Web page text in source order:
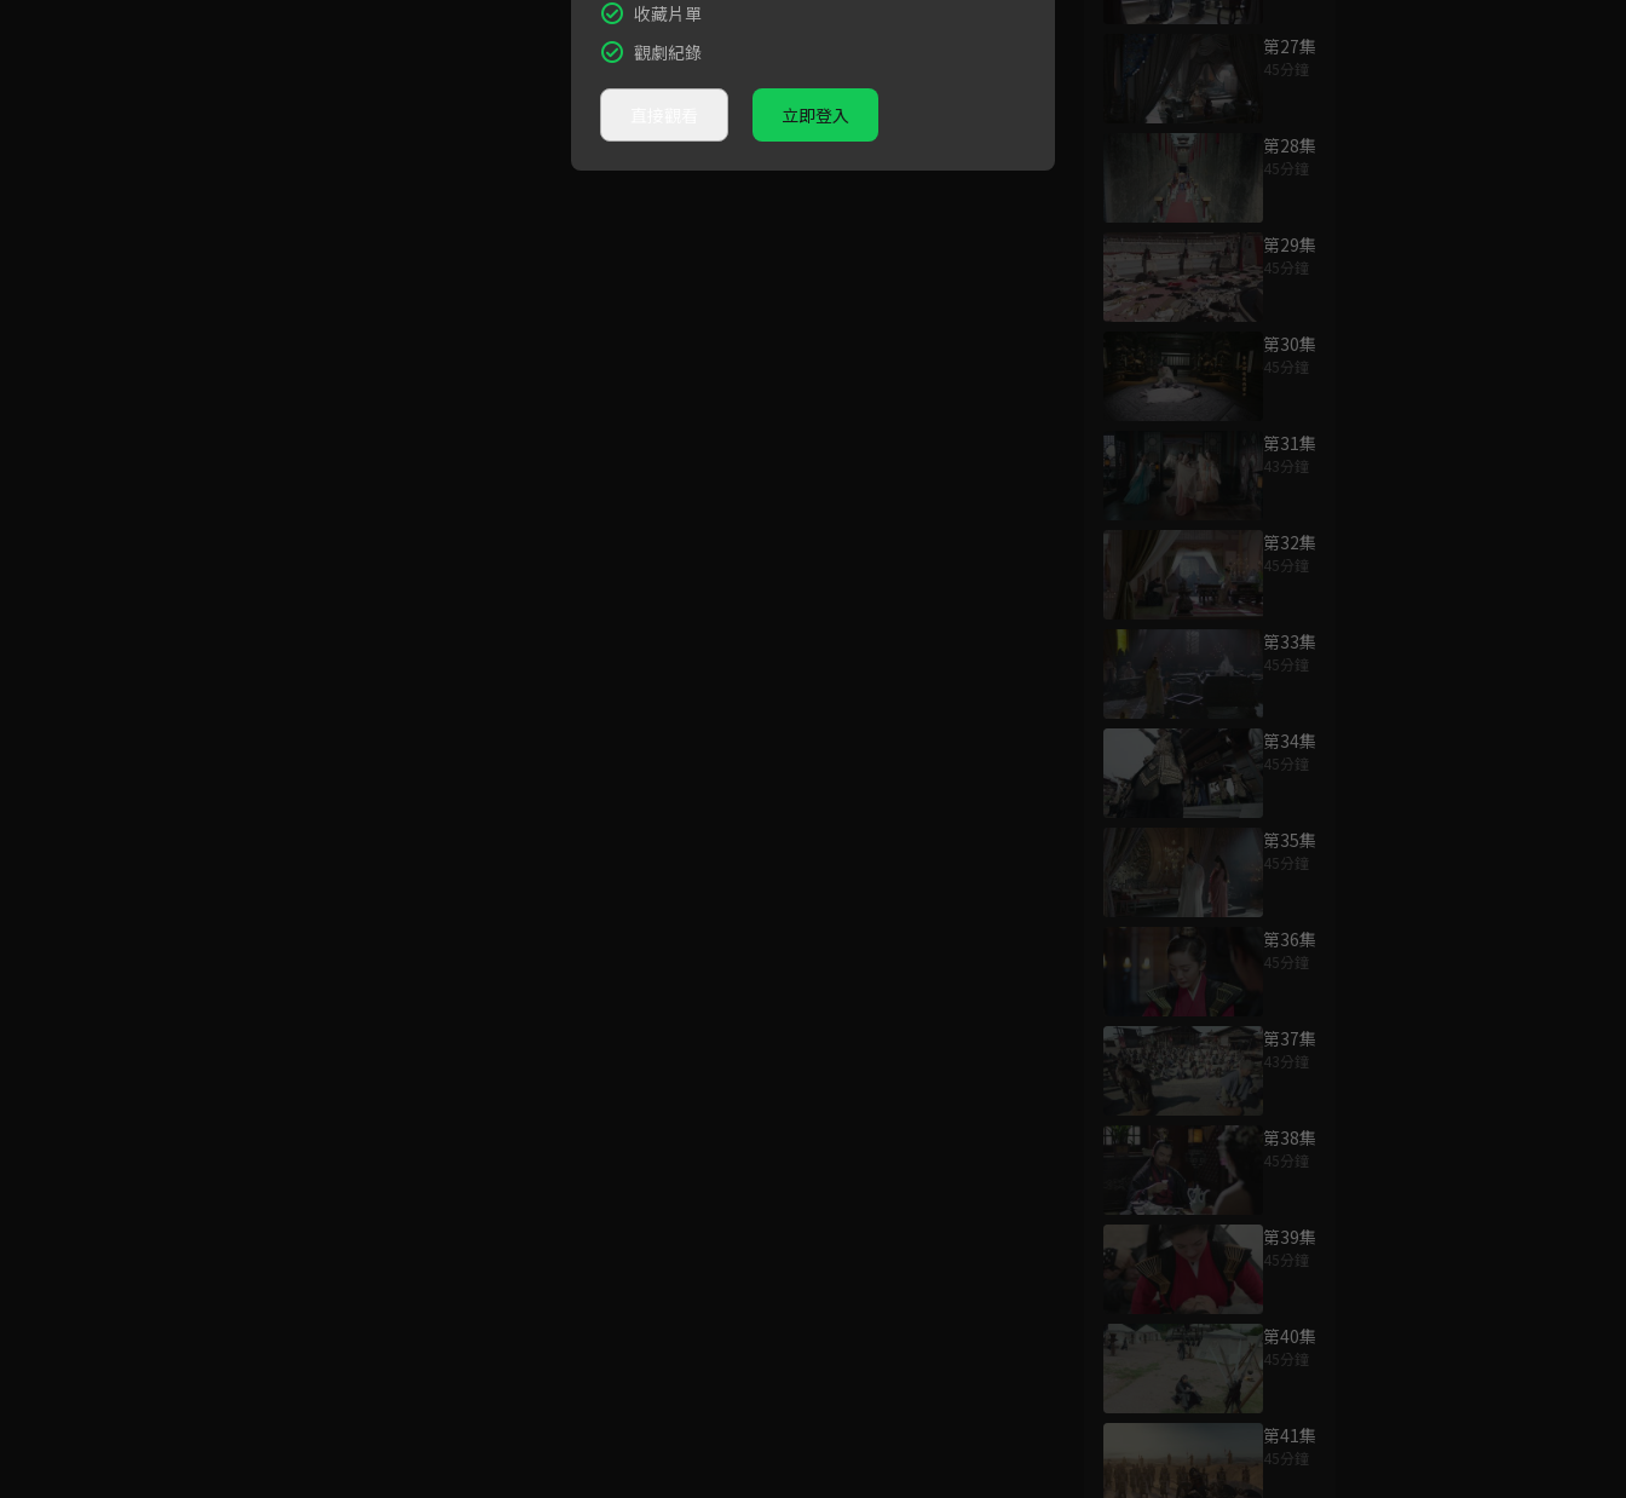
第27集
45分鐘
第28集
45分鐘
第29集
45分鐘
第30集
45分鐘
第31集
43分鐘
第32集
45分鐘
第33集
45分鐘
第34集
45分鐘
第35集
45分鐘
第36集
45分鐘
第37集
43分鐘
第38集
45分鐘
第39集
45分鐘
第40集
45分鐘
第41集
45分鐘
收藏片單
觀劇紀錄
立即登入